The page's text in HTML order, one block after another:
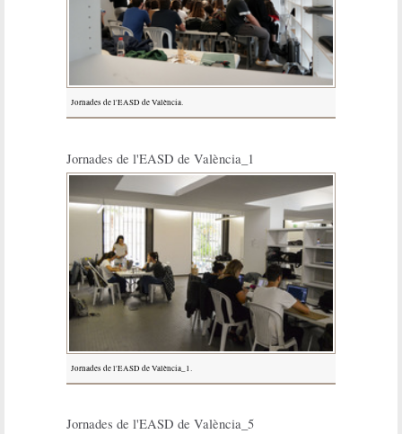
Jornades de l'EASD de València.
Jornades de l'EASD de València_1
Jornades de l'EASD de València_1.
Jornades de l'EASD de València_5